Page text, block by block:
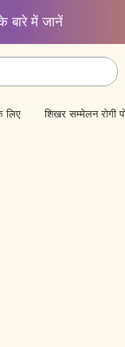
बारे में जानें
लिए शिखर सम्मेलन रोगी